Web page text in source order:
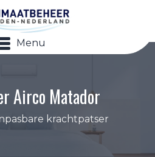
Menu
Airco Matador
krachtpatser